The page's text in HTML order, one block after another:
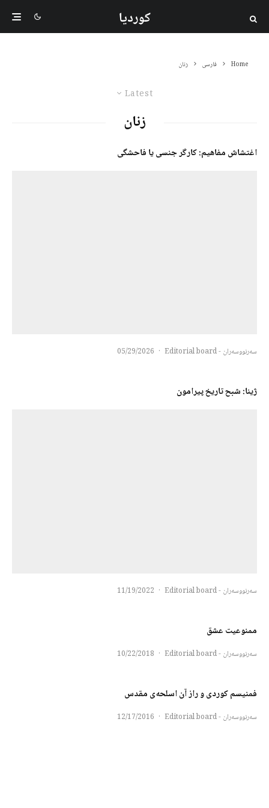
کوردیا
Home فارسی زنان
Latest
زنان
اغتشاش مفاهیم: کارگر جنسی یا فاحشگی
سەرنووسەران - Editorial board ·
05/29/2026
ژینا: شبح تاریخ پیرامون
سەرنووسەران - Editorial board ·
11/19/2022
ممنوعیت عشق
سەرنووسەران - Editorial board ·
10/22/2018
فمنیسم کوردی و راز آن اسلحەی مقدس
سەرنووسەران - Editorial board ·
12/17/2016